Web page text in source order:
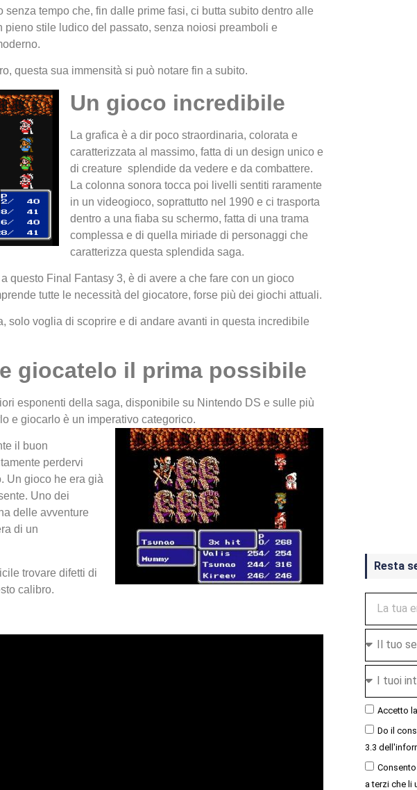
senza tempo che, fin dalle prime fasi, ci butta subito dentro alle
pieno stile ludico del passato, senza noiosi preamboli e
questa sua immensità si può notare fin a subito.
Un gioco incredibile
La grafica è a dir poco straordinaria, colorata e
caratterizzata al massimo, fatta di un design unico e
di creature splendide da vedere e da combattere.
La colonna sonora tocca poi livelli sentiti raramente
in un videogioco, soprattutto nel 1990 e ci trasporta
dentro a una fiaba su schermo, fatta di una trama
complessa e di quella miriade di personaggi che
caratterizza questa splendida saga.
questo Final Fantasy 3, è di avere a che fare con un gioco
tutte le necessità del giocatore, forse più dei giochi attuali.
solo voglia di scoprire e di andare avanti in questa incredibile
giocatelo il prima possibile
esponenti della saga, disponibile su Nintendo DS e sulle più
e giocarlo è un imperativo categorico.
il buon
perdervi
Un gioco he era già
Uno dei
delle avventure
di un
trovare difetti di
calibro.
Resta
Accetto la
Do il
3.3
a terzi che li